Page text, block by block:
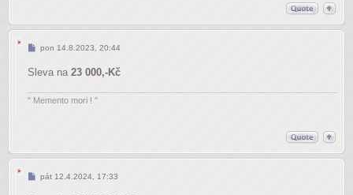
Příspěvek
pon 14.8.2023, 20:44
Sleva na 23 000,-Kč
" Memento mori ! "
Příspěvek
pát 12.4.2024, 17:33